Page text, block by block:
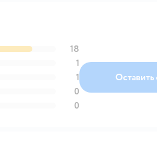
18
1
1
0
0
Оставить